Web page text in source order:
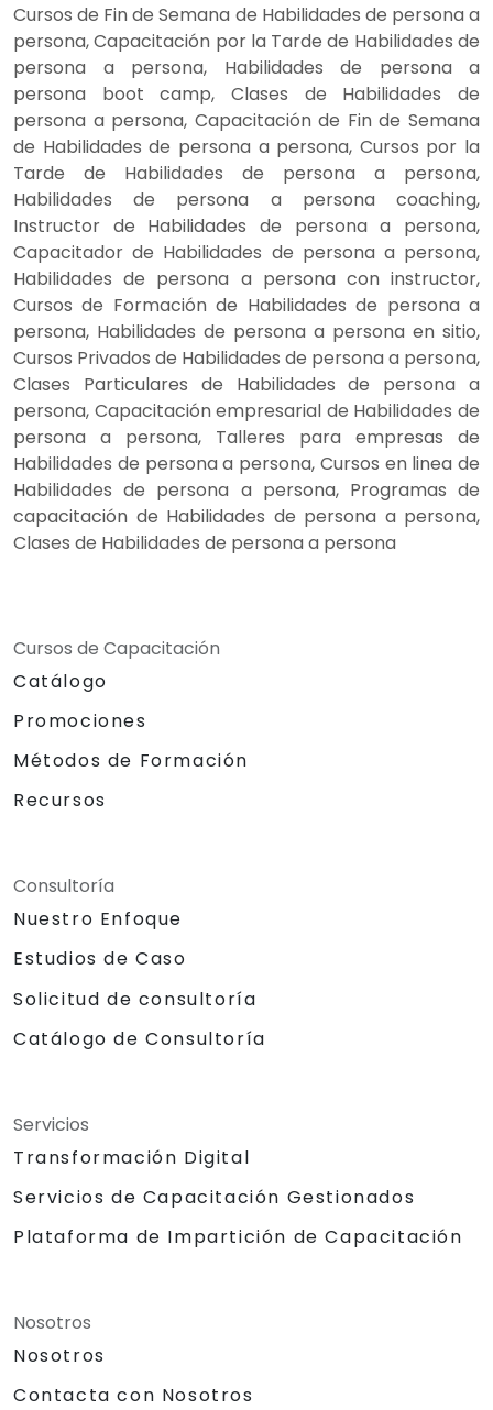
Cursos de Fin de Semana de Habilidades de persona a
persona, Capacitación por la Tarde de Habilidades de
persona a persona, Habilidades de persona a
persona boot camp, Clases de Habilidades de
persona a persona, Capacitación de Fin de Semana
de Habilidades de persona a persona, Cursos por la
Tarde de Habilidades de persona a persona,
Habilidades de persona a persona coaching,
Instructor de Habilidades de persona a persona,
Capacitador de Habilidades de persona a persona,
Habilidades de persona a persona con instructor,
Cursos de Formación de Habilidades de persona a
persona, Habilidades de persona a persona en sitio,
Cursos Privados de Habilidades de persona a persona,
Clases Particulares de Habilidades de persona a
persona, Capacitación empresarial de Habilidades de
persona a persona, Talleres para empresas de
Habilidades de persona a persona, Cursos en linea de
Habilidades de persona a persona, Programas de
capacitación de Habilidades de persona a persona,
Clases de Habilidades de persona a persona
Cursos de Capacitación
Catálogo
Promociones
Métodos de Formación
Recursos
Consultoría
Nuestro Enfoque
Estudios de Caso
Solicitud de consultoría
Catálogo de Consultoría
Servicios
Transformación Digital
Servicios de Capacitación Gestionados
Plataforma de Impartición de Capacitación
Nosotros
Nosotros
Contacta con Nosotros